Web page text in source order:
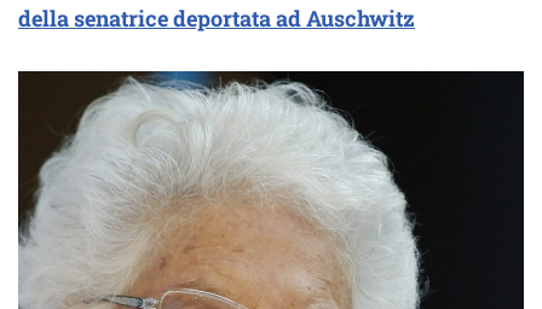
della senatrice deportata ad Auschwitz